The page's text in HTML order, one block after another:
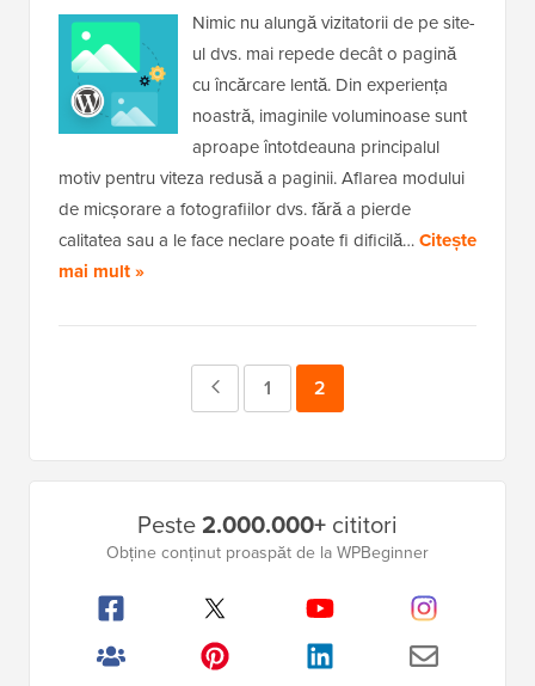
Nimic nu alungă vizitatorii de pe site-
ul dvs. mai repede decât o pagină
cu încărcare lentă. Din experiența
noastră, imaginile voluminoase sunt
aproape întotdeauna principalul
motiv pentru viteza redusă a paginii. Aflarea modului
de micșorare a fotografiilor dvs. fără a pierde
calitatea sau a le face neclare poate fi dificilă…Citește
mai mult »
PaginaPagina
1 Pagina
2
principală
Peste2.000.000+ cititori
Obține conținut proaspăt de la WPBeginner